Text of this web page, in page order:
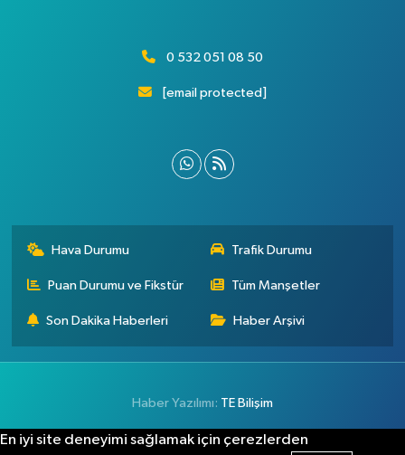
0 532 051 08 50
[email protected]
Hava Durumu Trafik Durumu
Puan Durumu ve Fikstür Tüm Manşetler
Son Dakika Haberleri Haber Arşivi
Haber Yazılımı: TE Bilişim
En iyi site deneyimi sağlamak için çerezlerden